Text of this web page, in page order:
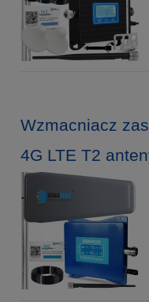
Wzmacniacz
4G LTE T2